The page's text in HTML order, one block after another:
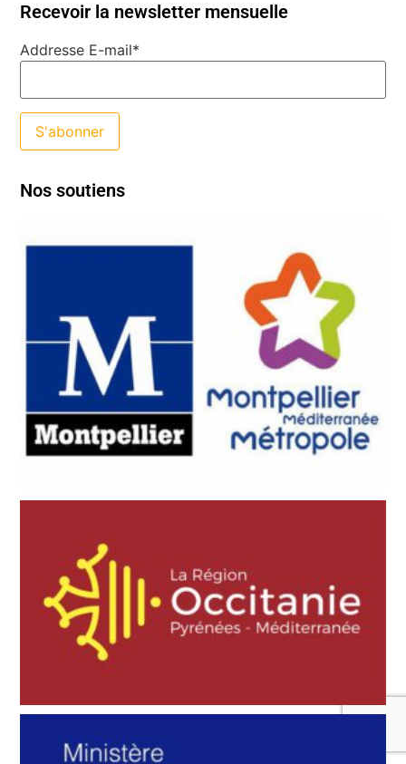
Recevoir la newsletter mensuelle
Addresse E-mail*
Nos soutiens